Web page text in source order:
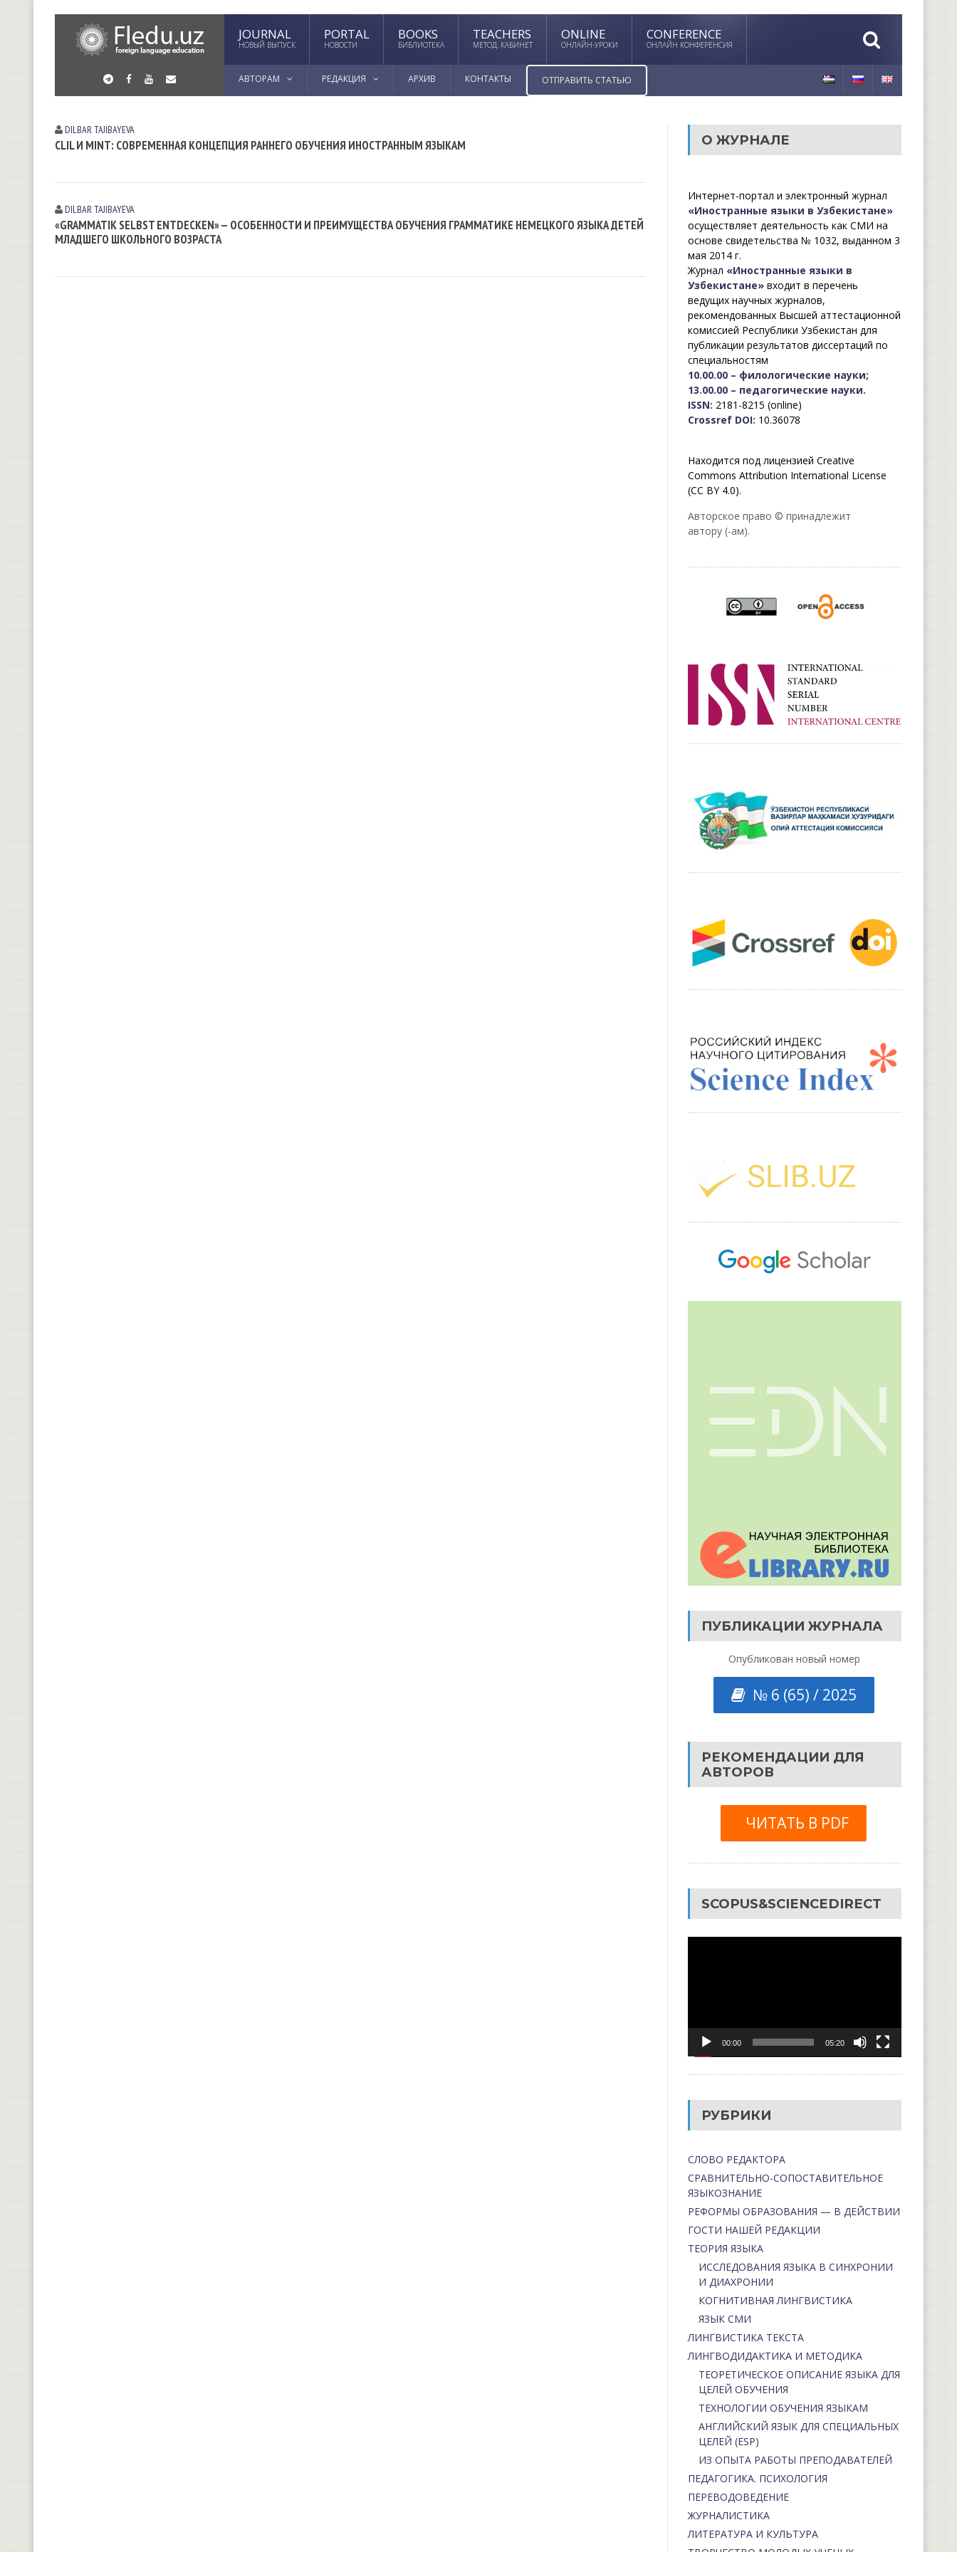
JOURNAL
НОВЫЙ ВЫПУСК
PORTAL
НОВОСТИ
BOOKS
БИБЛИОТЕКА
TEACHERS
МЕТОД. КАБИНЕТ
ONLINE
ОНЛАЙН-УРОКИ
CONFERENCE
ОНЛАЙН КОНФЕРЕНСИЯ
АВТОРАМ РЕДАКЦИЯ АРХИВ КОНТАКТЫ ОТПРАВИТЬ СТАТЬЮ
DILBAR TAJIBAYEVA
CLIL И MINT: СОВРЕМЕННАЯ КОНЦЕПЦИЯ РАННЕГО ОБУЧЕНИЯ ИНОСТРАННЫМ ЯЗЫКАМ
DILBAR TAJIBAYEVA
«GRAMMATIK SELBST ENTDECKEN» — ОСОБЕННОСТИ И ПРЕИМУЩЕСТВА ОБУЧЕНИЯ ГРАММАТИКЕ НЕМЕЦКОГО ЯЗЫКА ДЕТЕЙ
МЛАДШЕГО ШКОЛЬНОГО ВОЗРАСТА
О ЖУРНАЛЕ
Интернет-портал и электронный журнал
«Иностранные языки в Узбекистане»
осуществляет деятельность как СМИ на
основе свидетельства № 1032, выданном 3
мая 2014 г.
Журнал «Иностранные языки в
Узбекистане»входит в перечень
ведущих научных журналов,
рекомендованных Высшей аттестационной
комиссией Республики Узбекистан для
публикации результатов диссертаций по
специальностям
10.00.00 – филологические науки;
13.00.00 – педагогические науки.
ISSN: 2181-8215 (online)
Crossref DOI: 10.36078
Находится под лицензией Creative
Commons Attribution International License
(CC BY 4.0).
Авторское право © принадлежит
автору (-ам).
ПУБЛИКАЦИИ ЖУРНАЛА
Опубликован новый номер
№ 6 (65) / 2025
РЕКОМЕНДАЦИИ ДЛЯ
АВТОРОВ
ЧИТАТЬ В PDF
SCOPUS&SCIENCEDIRECT
00:00 05:20
РУБРИКИ
СЛОВО РЕДАКТОРА
СРАВНИТЕЛЬНО-СОПОСТАВИТЕЛЬНОЕ
ЯЗЫКОЗНАНИЕ
РЕФОРМЫ ОБРАЗОВАНИЯ — В ДЕЙСТВИИ
ГОСТИ НАШЕЙ РЕДАКЦИИ
ТЕОРИЯ ЯЗЫКА
ИССЛЕДОВАНИЯ ЯЗЫКА В СИНХРОНИИ
И ДИАХРОНИИ
КОГНИТИВНАЯ ЛИНГВИСТИКА
ЯЗЫК СМИ
ЛИНГВИСТИКА ТЕКСТА
ЛИНГВОДИДАКТИКА И МЕТОДИКА
ТЕОРЕТИЧЕСКОЕ ОПИСАНИЕ ЯЗЫКА ДЛЯ
ЦЕЛЕЙ ОБУЧЕНИЯ
ТЕХНОЛОГИИ ОБУЧЕНИЯ ЯЗЫКАМ
АНГЛИЙСКИЙ ЯЗЫК ДЛЯ СПЕЦИАЛЬНЫХ
ЦЕЛЕЙ (ESP)
ИЗ ОПЫТА РАБОТЫ ПРЕПОДАВАТЕЛЕЙ
ПЕДАГОГИКА. ПСИХОЛОГИЯ
ПЕРЕВОДОВЕДЕНИЕ
ЖУРНАЛИСТИКА
ЛИТЕРАТУРА И КУЛЬТУРА